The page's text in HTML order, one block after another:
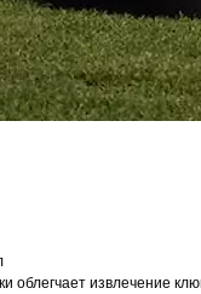
облегчает извлечение